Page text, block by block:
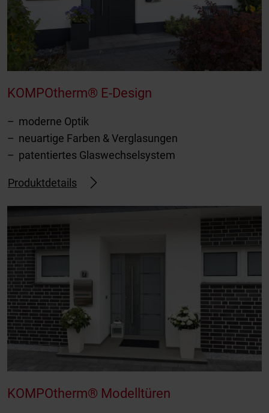
KOMPOtherm® E-Design
moderne Optik
neuartige Farben & Verglasungen
patentiertes Glaswechselsystem
Produktdetails
KOMPOtherm® Modelltüren